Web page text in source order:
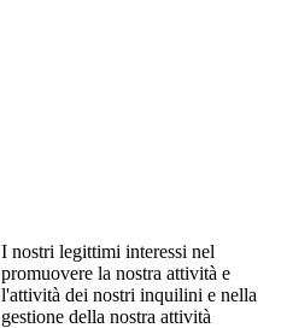
I nostri legittimi interessi nel
promuovere la nostra attività e
l'attività dei nostri inquilini e nella
gestione della nostra attività